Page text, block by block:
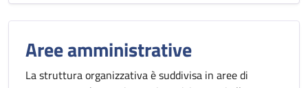
Aree amministrative
La struttura organizzativa è suddivisa in aree di